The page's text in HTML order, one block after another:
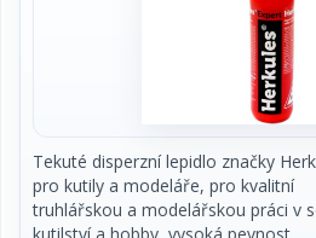
Tekuté disperzní lepidlo značky
pro kutily a modeláře, pro kvalitní
truhlářskou a modelářskou práci v